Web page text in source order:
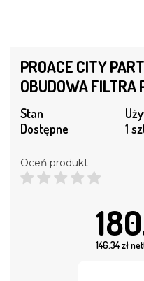
PROACE CITY
OBUDOWA
Stan
Dostępne
1
Oceń produkt
146.34zł